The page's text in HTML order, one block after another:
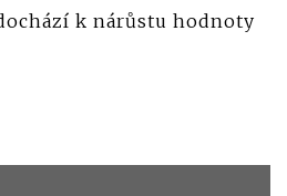
k nárůstu hodnoty